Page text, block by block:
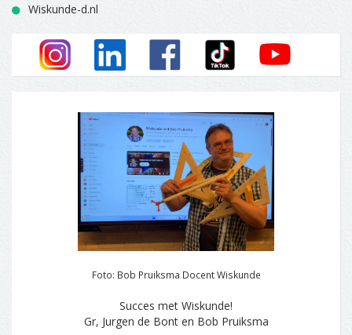
Wiskunde-d.nl
Foto: Bob Pruiksma Docent Wiskunde
Succes met Wiskunde!
Gr, Jurgen de Bont en Bob Pruiksma